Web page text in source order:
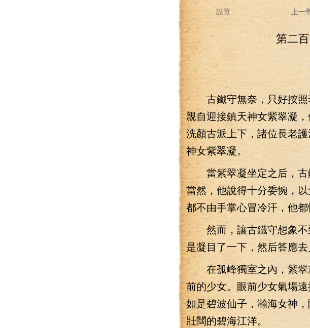
設置 上一
第二
古鐵守無奈，只好按照
親自迎接鎮天神女紫翠凝
洗顏古派上下，諸位長老
神女紫翠凝。
當紫翠凝坐定之后，古鐵
當然，他說得十分委惋，
都不由手掌心冒冷汗，他都
然而，讓古鐵守想象不
是凝目了一下，然后答應去
在孤峰獨室之內，紫翠
前的少女。眼前少女氣場
如是碧波仙子，瀚海女神
壯闊的碧海江洋。